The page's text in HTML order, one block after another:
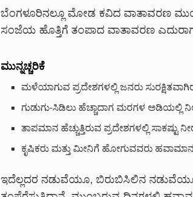
ಬೆಂಗಳೂರಿನಲ್ಲೂ ಮೋಡ ಕವಿದ ವಾತಾವರಣ
ಸಂಜೆಯ ಹೊತ್ತಿಗೆ ತಂಪಾದ ವಾತಾವರಣ
ಮುನ್ನಚ್ಚರಿಕೆ
ಮಳೆಯಾಗುವ ಪ್ರದೇಶಗಳಲ್ಲಿ ಜನರು
ಗುಡುಗು-ಸಿಡಿಲು ಹೆಚ್ಚಾದಾಗ ಮರಗಳ ಅಡಿಯಲ್ಲಿ
ತಾಪಮಾನ ಹೆಚ್ಚುತ್ತಿರುವ ಪ್ರದೇಶಗಳಲ್ಲಿ
ಕೃಷಿಕರು ಮತ್ತು ಮೀನಿಗೆ ಹೋಗುವವರು
ಇದೆಲ್ಲದರ ನಡುವೆಯೂ, ಬಿರುಬಿಸಿಲಿನ ನಡುವೆಯೂ